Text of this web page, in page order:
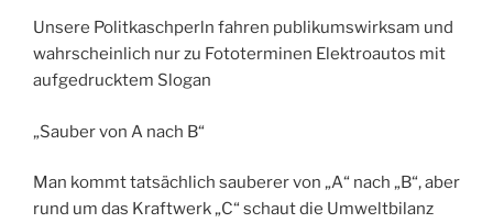
Unsere Politkaschperln fahren publikumswirksam und
wahrscheinlich nur zu Fototerminen Elektroautos mit
aufgedrucktem Slogan
„Sauber von A nach B“
Man kommt tatsächlich sauberer von „A“ nach „B“, aber
rund um das Kraftwerk „C“ schaut die Umweltbilanz